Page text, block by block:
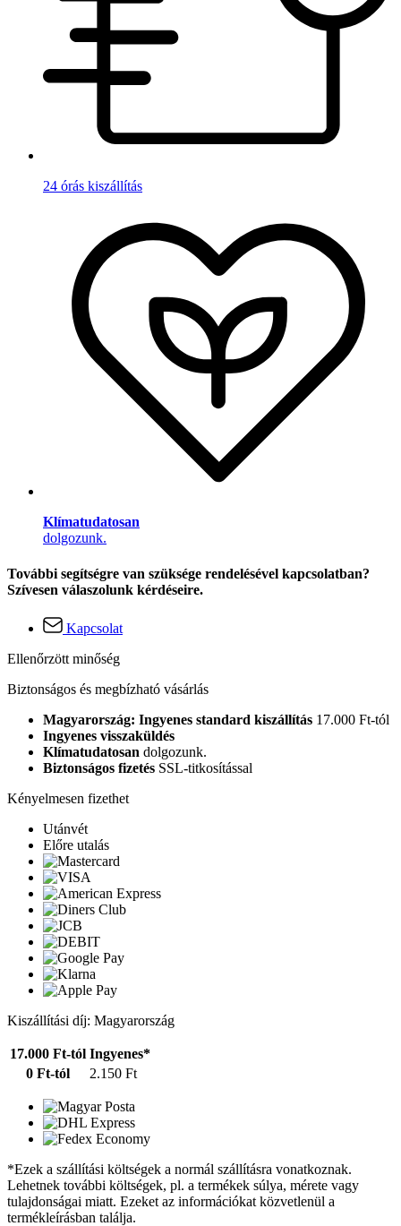
24 órás kiszállítás
Klímatudatosan
dolgozunk.
További segítségre van szüksége rendelésével kapcsolatban?
Szívesen válaszolunk kérdéseire.
Kapcsolat
Ellenőrzött minőség
Biztonságos és megbízható vásárlás
Magyarország: Ingyenes standard kiszállítás 17.000 Ft-tól
Ingyenes visszaküldés
Klímatudatosan dolgozunk.
Biztonságos fizetés SSL-titkosítással
Kényelmesen fizethet
Utánvét
Előre utalás
Kiszállítási díj: Magyarország
17.000 Ft-tól Ingyenes*
0 Ft-tól
2.150 Ft
*Ezek a szállítási költségek a normál szállításra vonatkoznak.
Lehetnek további költségek, pl. a termékek súlya, mérete vagy
tulajdonságai miatt. Ezeket az információkat közvetlenül a
termékleírásban találja.